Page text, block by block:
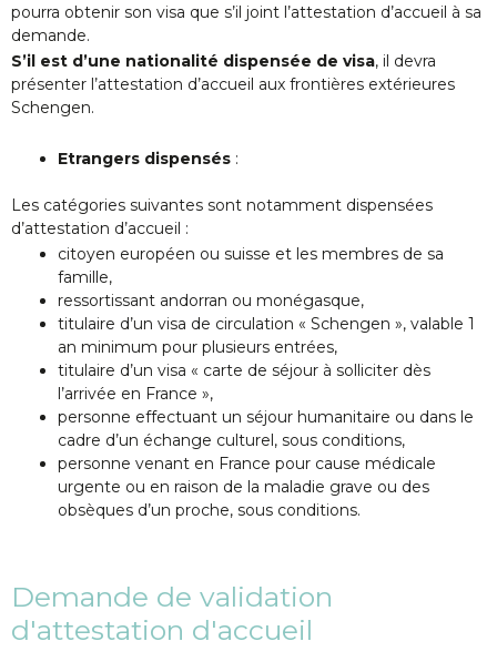
pourra obtenir son visa que s’il joint l’attestation d’accueil à sa
demande.
S’il est d’une nationalité dispensée de visa, il devra
présenter l’attestation d’accueil aux frontières extérieures
Schengen.
Etrangers dispensés :
Les catégories suivantes sont notamment dispensées
d’attestation d’accueil :
citoyen européen ou suisse et les membres de sa
famille,
ressortissant andorran ou monégasque,
titulaire d’un visa de circulation « Schengen », valable 1
an minimum pour plusieurs entrées,
titulaire d’un visa « carte de séjour à solliciter dès
l’arrivée en France »,
personne effectuant un séjour humanitaire ou dans le
cadre d’un échange culturel, sous conditions,
personne venant en France pour cause médicale
urgente ou en raison de la maladie grave ou des
obsèques d’un proche, sous conditions.
Demande de validation
d'attestation d'accueil